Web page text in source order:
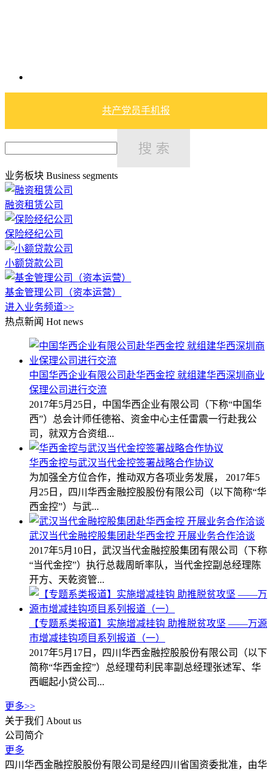
共产党员手机报
业务板块 Business segments
融资租赁公司
保险经纪公司
小额贷款公司
基金管理公司（资本运营）
进入业务频道>>
热点新闻 Hot news
中国华西企业有限公司赴华西金控 就组建华西深圳商业
保理公司进行交流
2017年5月25日，中国华西企业有限公司（下称“中国华
西”）总会计师任德裕、资金中心主任雷震一行赴我公
司，就双方合资组...
华西金控与武汉当代金控签署战略合作协议
为加强全方位合作，推动双方各项业务发展， 2017年5
月25日，四川华西金融控股股份有限公司（以下简称“华
西金控”）与武...
武汉当代金融控股集团赴华西金控 开展业务合作洽谈
2017年5月10日，武汉当代金融控股集团有限公司（下称
“当代金控”）执行总裁周昕率队，当代金控副总经理陈
开方、天乾资管...
【专题系类报道】实施增减挂钩 助推脱贫攻坚 ——万源
市增减挂钩项目系列报道（一）
2017年5月17日，四川华西金融控股股份有限公司（以下
简称“华西金控”）总经理苟利民率副总经理张述军、华
西崛起小贷公司...
更多>>
关于我们
About us
公司简介
更多
四川华西金融控股股份有限公司是经四川省国资委批准，由华